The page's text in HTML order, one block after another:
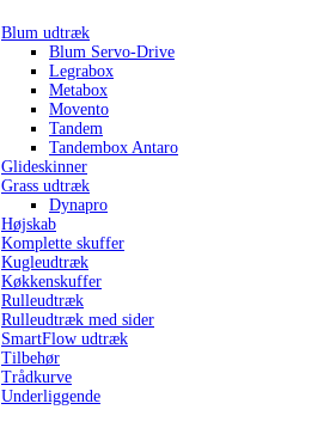
Blum udtræk
Blum Servo-Drive
Legrabox
Metabox
Movento
Tandem
Tandembox Antaro
Glideskinner
Grass udtræk
Dynapro
Højskab
Komplette skuffer
Kugleudtræk
Køkkenskuffer
Rulleudtræk
Rulleudtræk med sider
SmartFlow udtræk
Tilbehør
Trådkurve
Underliggende